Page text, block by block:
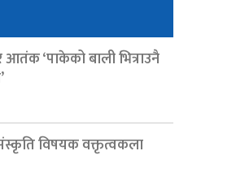
आतंक ‘पाकेको बाली भित्राउनै
विषयक वक्तृत्वकला